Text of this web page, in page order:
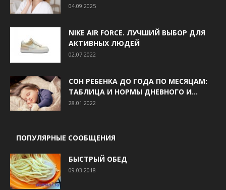
04.09.2025
NIKE AIR FORCE. ЛУЧШИЙ ВЫБОР ДЛЯ
АКТИВНЫХ ЛЮДЕЙ
02.07.2022
СОН РЕБЕНКА ДО ГОДА ПО МЕСЯЦАМ:
ТАБЛИЦА И НОРМЫ ДНЕВНОГО И...
28.01.2022
ПОПУЛЯРНЫЕ СООБЩЕНИЯ
БЫСТРЫЙ ОБЕД
09.03.2018